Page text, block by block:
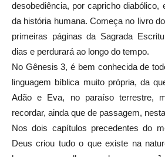
desobediência, por capricho diabólico,
da história humana. Começa no livro
primeiras páginas da Sagrada
dias e perdurará ao longo do tempo.
No Gênesis 3, é bem conhecida de
linguagem bíblica muito própria, da
Adão e Eva, no paraíso terrestre,
recordar, ainda que de passagem,
Nos dois capítulos precedentes do
Deus criou tudo o que existe na